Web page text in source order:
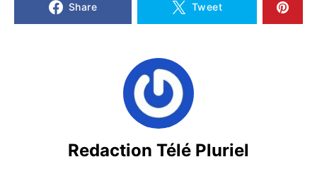
Share Tweet
Redaction Télé Pluriel